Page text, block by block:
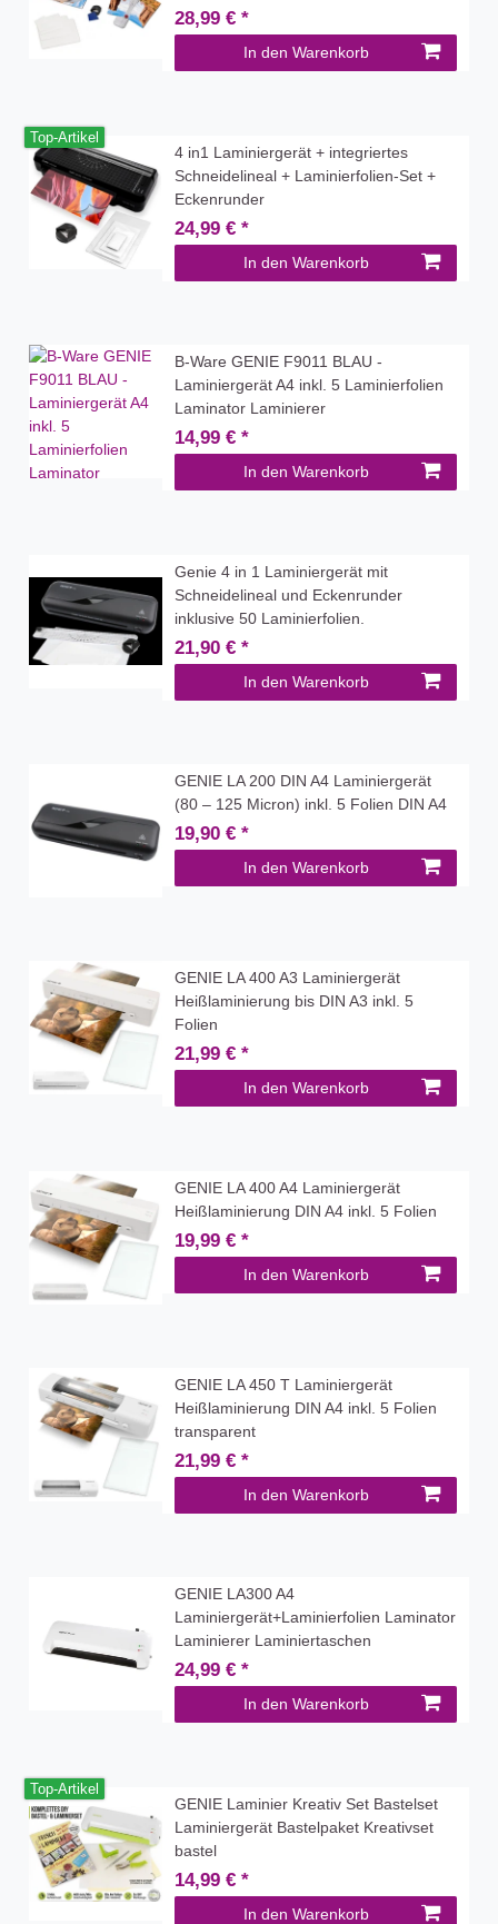
28,99 € *
In den Warenkorb
Top-Artikel
4 in1 Laminiergerät + integriertes
Schneidelineal + Laminierfolien-Set +
Eckenrunder
24,99 € *
In den Warenkorb
B-Ware GENIE F9011 BLAU -
Laminiergerät A4 inkl. 5 Laminierfolien
Laminator Laminierer
14,99 € *
In den Warenkorb
Genie 4 in 1 Laminiergerät mit
Schneidelineal und Eckenrunder
inklusive 50 Laminierfolien.
21,90 € *
In den Warenkorb
GENIE LA 200 DIN A4 Laminiergerät
(80 – 125 Micron) inkl. 5 Folien DIN A4
19,90 € *
In den Warenkorb
GENIE LA 400 A3 Laminiergerät
Heißlaminierung bis DIN A3 inkl. 5
Folien
21,99 € *
In den Warenkorb
GENIE LA 400 A4 Laminiergerät
Heißlaminierung DIN A4 inkl. 5 Folien
19,99 € *
In den Warenkorb
GENIE LA 450 T Laminiergerät
Heißlaminierung DIN A4 inkl. 5 Folien
transparent
21,99 € *
In den Warenkorb
GENIE LA300 A4
Laminiergerät+Laminierfolien Laminator
Laminierer Laminiertaschen
24,99 € *
In den Warenkorb
Top-Artikel
GENIE Laminier Kreativ Set Bastelset
Laminiergerät Bastelpaket Kreativset
bastel
14,99 € *
In den Warenkorb